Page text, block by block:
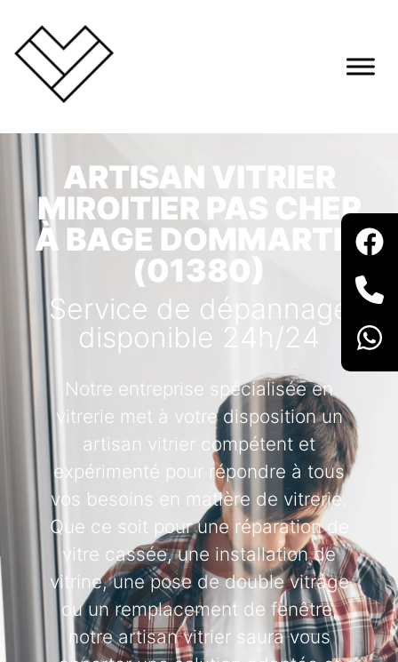
ARTISAN VITRIER
MIROITIER PAS CHER
À BAGE DOMMARTIN
(01380)
Service de dépannage
disponible 24h/24
Notre entreprise spécialisée en
vitrerie met à votre disposition un
artisan vitrier compétent et
expérimenté pour répondre à tous
vos besoins en matière de vitrerie.
Que ce soit pour une réparation de
vitre cassée, une installation de
vitrine, une pose de double vitrage
ou un remplacement de fenêtre,
notre artisan vitrier saura vous